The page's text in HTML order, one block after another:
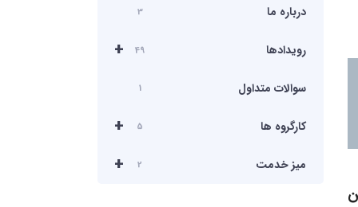
درباره ما 3
+ رویدادها 49
سوالات متداول 1
+ کارگروه ها 5
+ میز خدمت 2